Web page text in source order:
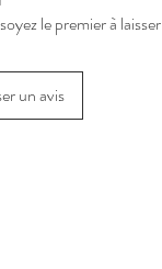
le premier à
un avis